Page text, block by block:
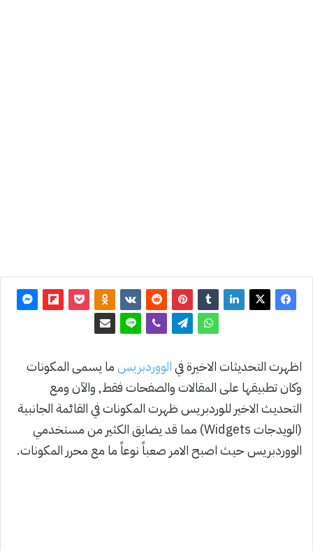
اظهرت التحديثات الاخيرة فيالووردبريسما يسمى المكونات
وكان تطبيقها على المقالات والصفحات فقط, والآن ومع
التحديث الاخير للوردبريس ظهرت المكونات في القائمة الجانبية
(الويدجات Widgets) مما قد يضايق الكثير من مستخدمي
الووردبريس حيث اصبح الامر صعباً نوعاً ما مع محرر المكونات.